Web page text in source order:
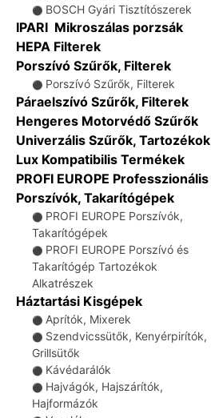
⚫ BOSCH Gyári Tisztítószerek
IPARI Mikroszálas porzsák
HEPA Filterek
Porszívó Szűrők, Filterek
⚫ Porszívó Szűrők, Filterek
Páraelszívó Szűrők, Filterek
Hengeres Motorvédő Szűrők
Univerzális Szűrők, Tartozékok
Lux Kompatibilis Termékek
PROFI EUROPE Professzionális
Porszívók, Takarítógépek
⚫ PROFI EUROPE Porszívók,
Takarítógépek
⚫ PROFI EUROPE Porszívó és
Takarítógép Tartozékok
Alkatrészek
Háztartási Kisgépek
⚫ Aprítók, Mixerek
⚫ Szendvicssütők, Kenyérpirítók,
Grillsütők
⚫ Kávédarálók
⚫ Hajvágók, Hajszárítók,
Hajformázók